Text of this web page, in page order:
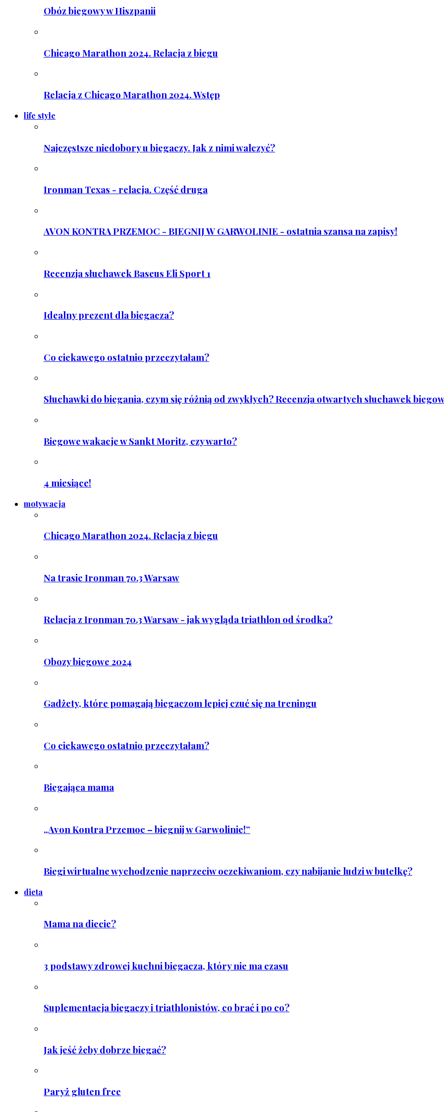
Obóz biegowy w Hiszpanii
Chicago Marathon 2024. Relacja z biegu
Relacja z Chicago Marathon 2024. Wstęp
life style
Najczęstsze niedobory u biegaczy. Jak z nimi walczyć?
Ironman Texas - relacja. Część druga
AVON KONTRA PRZEMOC - BIEGNIJ W GARWOLINIE - ostatnia szansa na zapisy!
Recenzja słuchawek Baseus Eli Sport 1
Idealny prezent dla biegacza?
Co ciekawego ostatnio przeczytałam?
Słuchawki do biegania, czym się różnią od zwykłych? Recenzja otwartych słuchawek
Biegowe wakacje w Sankt Moritz, czy warto?
4 miesiące!
motywacja
Chicago Marathon 2024. Relacja z biegu
Na trasie Ironman 70.3 Warsaw
Relacja z Ironman 70.3 Warsaw - jak wygląda triathlon od środka?
Obozy biegowe 2024
Gadżety, które pomagają biegaczom lepiej czuć się na treningu
Co ciekawego ostatnio przeczytałam?
Biegająca mama
„Avon Kontra Przemoc – biegnij w Garwolinie!”
Biegi wirtualne wychodzenie naprzeciw oczekiwaniom, czy nabijanie ludzi w butelkę?
dieta
Mama na diecie?
3 podstawy zdrowej kuchni biegacza, który nie ma czasu
Suplementacja biegaczy i triathlonistów, co brać i po co?
Jak jeść żeby dobrze biegać?
Paryż gluten free